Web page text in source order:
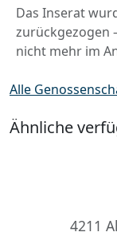
Das Inserat
zurückgezogen
nicht mehr im
Alle
Ähnliche
4211